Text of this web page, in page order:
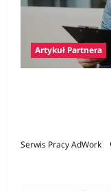
Artykuł Partnera
Serwis Pracy AdWork